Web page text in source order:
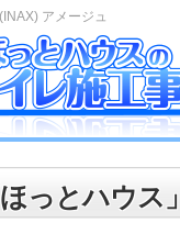
アメージュ
ほっとハウ